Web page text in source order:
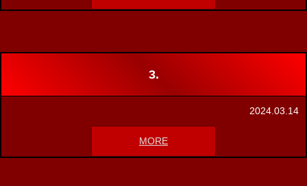
3.
2024.03.14
MORE